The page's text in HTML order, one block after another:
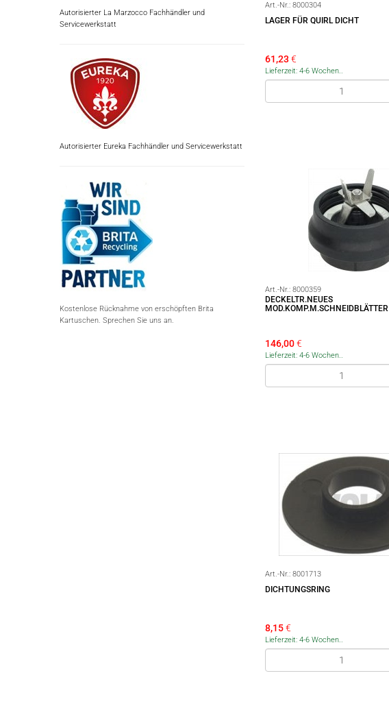
Autorisierter La Marzocco Fachhändler und
Servicewerkstatt
Autorisierter Eureka Fachhändler und Servicewerkstatt
Kostenlose Rücknahme von erschöpften Brita
Kartuschen. Sprechen Sie uns an.
Art.-Nr.: 8000304
LAGER FÜR QUIRL DICHT
61,23€
Lieferzeit: 4-6 Wochen..
Art.-Nr.: 8000359
DECKELTR.NEUES
MOD.KOMP.M.SCHNEIDBLÄTTER
146,00€
Lieferzeit: 4-6 Wochen..
Art.-Nr.: 8001713
DICHTUNGSRING
8,15€
Lieferzeit: 4-6 Wochen..